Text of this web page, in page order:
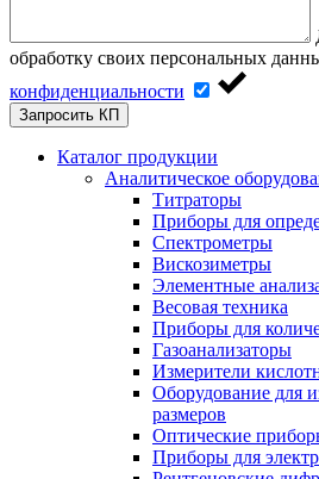
обработку своих персональных
конфиденциальности
Запросить КП
Каталог продукции
Аналитическое
Титраторы
Приборы для
Спектрометры
Вискозиметры
Элементные
Весовая техника
Приборы для
Газоанализаторы
Измерители
Оборудование для
размеров
Оптические
Приборы для